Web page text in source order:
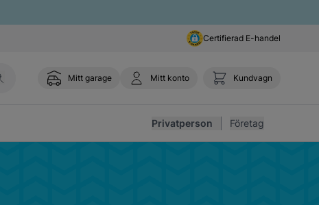
Certifierad E-handel
Mitt garage Mitt konto Kundvagn
Privatperson Företag